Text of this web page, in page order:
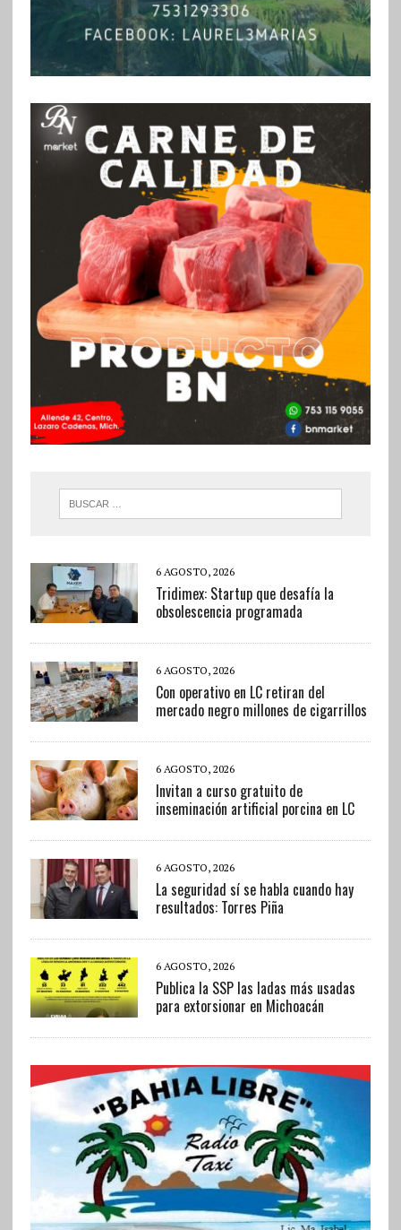
6 AGOSTO, 2026
Tridimex: Startup que desafía la
obsolescencia programada
6 AGOSTO, 2026
Con operativo en LC retiran del
mercado negro millones de cigarrillos
6 AGOSTO, 2026
Invitan a curso gratuito de
inseminación artificial porcina en LC
6 AGOSTO, 2026
La seguridad sí se habla cuando hay
resultados: Torres Piña
6 AGOSTO, 2026
Publica la SSP las ladas más usadas
para extorsionar en Michoacán